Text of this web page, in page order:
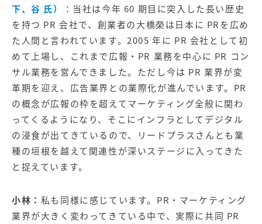
下、谷 氏）
：当社は今年 60 期目に突入した長い歴史
を持つ PR 会社で、創業者の大橋榮は日本に PRを広め
た人間と言われています。2005 年に PR 会社として初
めて上場し、これまで広報・PR 業務を中心に PR コン
サル業務を営んできました。ただし今は PR 業界が変
革期を迎え、広告業界との業際化が進んでいます。PR
の概念が広報の枠を超えてマーケティング全般に関わ
ってくるようになり、そこにインフラとしてデジタル
の浸食が出てきているので、リードプラスさんとも業
種の垣根を越えて関連性が深いステージに入ってきた
と捉えています。
小林： 私も同様に感じています。PR・マーケティング
業界が大きく変わってきている中で、実際に共同 PR